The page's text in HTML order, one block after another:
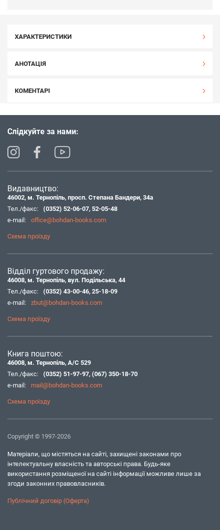
ХАРАКТЕРИСТИКИ
АНОТАЦІЯ
КОМЕНТАРІ
Слідкуйте за нами:
Видавництво:
46002, м. Тернопіль, просп. Степана Бандери, 34а
Тел./факс:
(0352) 52-06-07, 52-05-48
e-mail:
office@bohdan-books.com
Схема проїзду
Відділ гуртового продажу:
46008, м. Тернопіль, вул. Подільська, 44
Тел./факс:
(0352) 43-00-46, 25-18-09
e-mail:
zbut@bohdan-books.com
Схема проїзду
Книга поштою:
46008, м. Тернопіль, А/С 529
Тел./факс:
(0352) 51-97-97, (067) 350-18-70
e-mail:
mail@bohdan-books.com
Схема проїзду
Copyright © 1997-2026
Матеріали, що містяться на сайті, захищені законами про
інтелектуальну власність та авторські права. Будь-яке
використання розміщеної на сайті інформації можливе лише за
згоди законних правовласників.
Публічний договір (Оферта)